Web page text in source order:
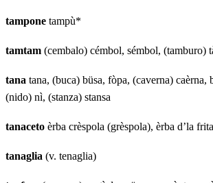
tampone tampù*
tamtam (cembalo) cémbol, sémbol, (tamburo)
tana tana, (buca) büsa, fòpa, (caverna) caèrna,
(nido) nì, (stanza) stansa
tanaceto èrba crèspola (grèspola), èrba d’la
tanaglia (v. tenaglia)